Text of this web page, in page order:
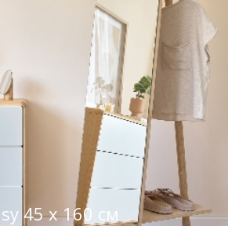
45 x 160 см